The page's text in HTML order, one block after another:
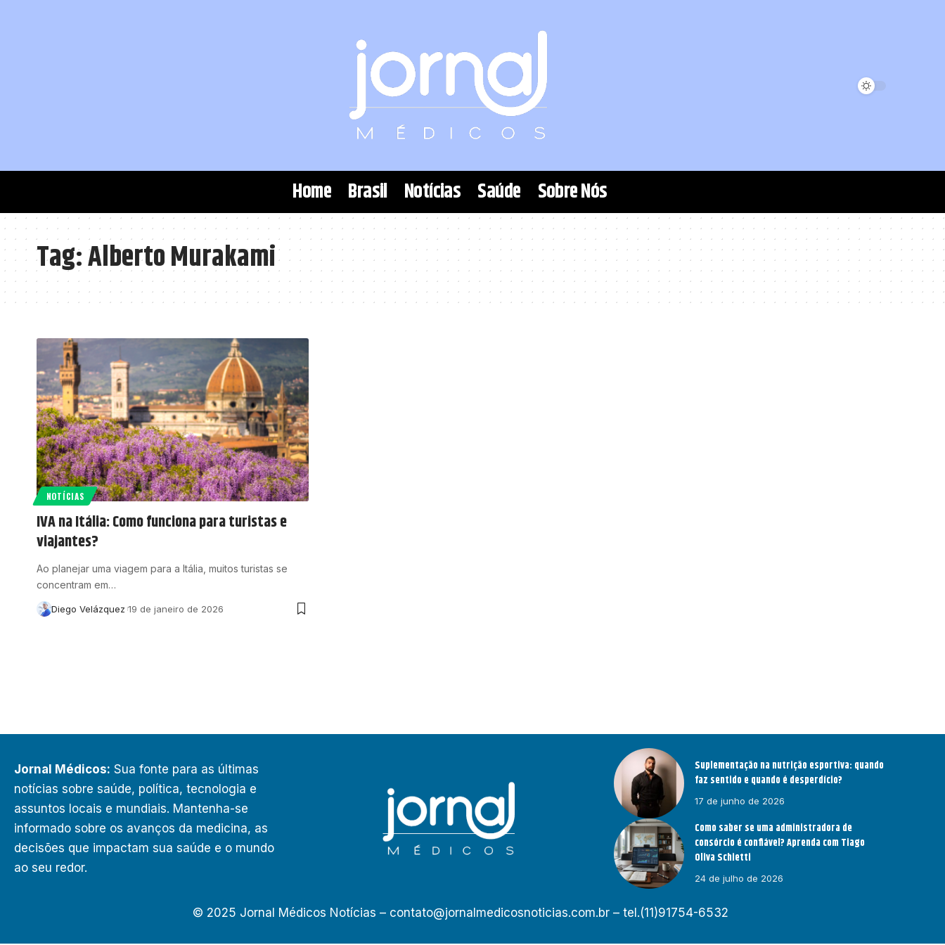
Home Brasil Notícias Saúde Sobre Nós
Tag:Alberto Murakami
NOTÍCIAS
IVA na Itália: Como funciona para turistas e
viajantes?
Ao planejar uma viagem para a Itália, muitos turistas se
concentram em…
Diego Velázquez 19 de janeiro de 2026
Jornal Médicos: Sua fonte para as últimas
notícias sobre saúde, política, tecnologia e
assuntos locais e mundiais. Mantenha-se
informado sobre os avanços da medicina, as
decisões que impactam sua saúde e o mundo
ao seu redor.
Suplementação na nutrição esportiva: quando
faz sentido e quando é desperdício?
17 de junho de 2026
Como saber se uma administradora de
consórcio é confiável? Aprenda com Tiago
Oliva Schietti
24 de julho de 2026
© 2025 Jornal Médicos Notícias – contato@jornalmedicosnoticias.com.br– tel.(11)91754-6532